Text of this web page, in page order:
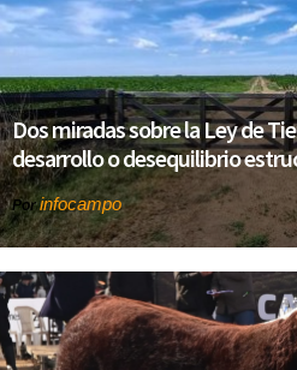
Dos miradas sobre la Ley de
desarrollo o desequilibrio
Porinfocampo